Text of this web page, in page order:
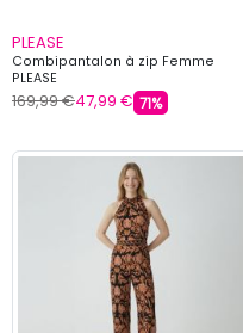
PLEASE
Combipantalon à zip Femme
PLEASE
169,99 €47,99 € 71%